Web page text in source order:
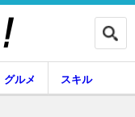
グルメ スキル